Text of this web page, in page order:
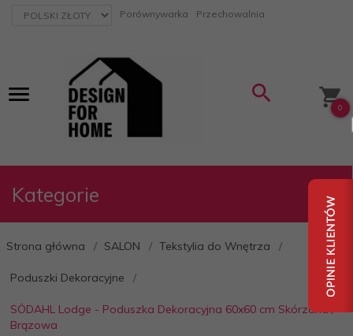
currency_h Porównywarka Przechowalnia
0
Kategorie
Strona główna SALON Tekstylia do Wnętrza
Poduszki Dekoracyjne
SÖDAHL Lodge - Poduszka Dekoracyjna 60x60 cm Skórzana /
Brązowa